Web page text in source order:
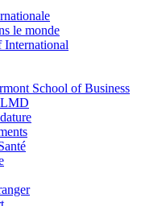
le monde
International
School of Business
LMD